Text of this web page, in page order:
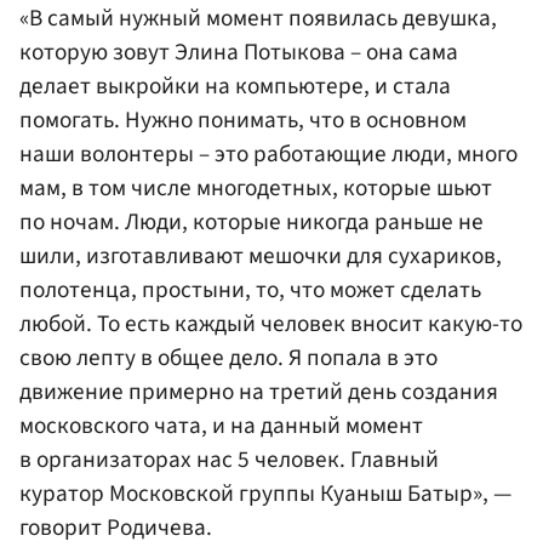
«В самый нужный момент появилась девушка,
которую зовут Элина Потыкова – она сама
делает выкройки на компьютере, и стала
помогать. Нужно понимать, что в основном
наши волонтеры – это работающие люди, много
мам, в том числе многодетных, которые шьют
по ночам. Люди, которые никогда раньше не
шили, изготавливают мешочки для сухариков,
полотенца, простыни, то, что может сделать
любой. То есть каждый человек вносит какую-то
свою лепту в общее дело. Я попала в это
движение примерно на третий день создания
московского чата, и на данный момент
в организаторах нас 5 человек. Главный
куратор Московской группы Куаныш Батыр», —
говорит Родичева.